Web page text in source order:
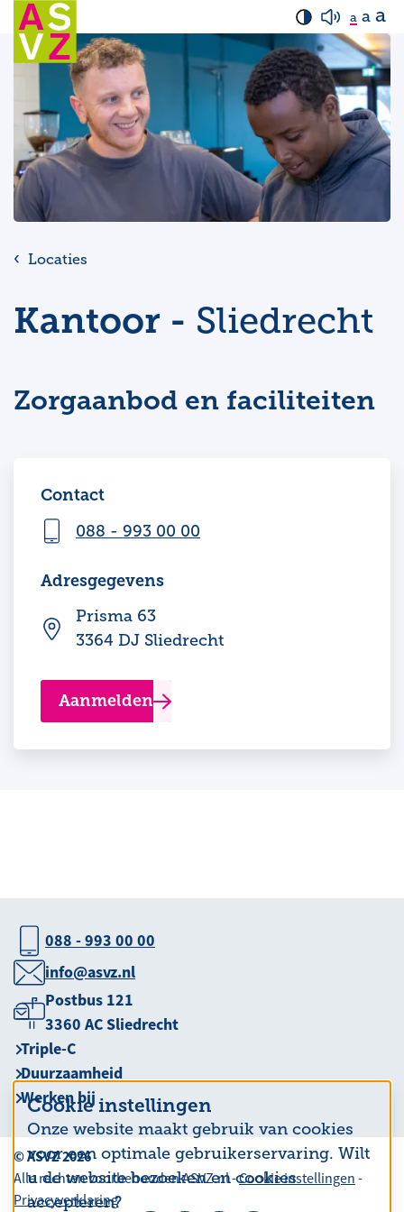
Cookie instellingen
Onze website maakt gebruik van cookies
voor een optimale gebruikerservaring. Wilt
u de website bezoeken en cookies
accepteren?
a a a
Locaties
Kantoor - Sliedrecht
Zorgaanbod en faciliteiten
Contact
088 - 993 00 00
Adresgegevens
Prisma 63
3364 DJ Sliedrecht
Aanmelden
088 - 993 00 00
info@asvz.nl
Postbus 121
3360 AC Sliedrecht
Triple-C
Duurzaamheid
Werken bij
© ASVZ 2026
Alle rechten voorbehouden ASVZ.nl -Cookie instellingen -
Privacyverklaring